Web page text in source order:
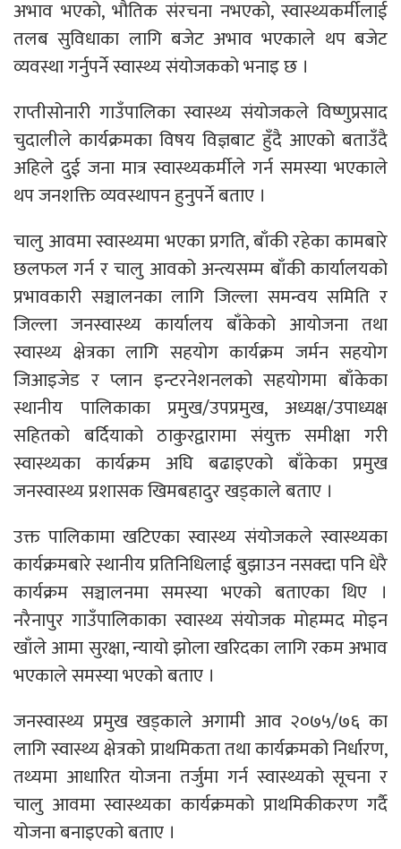
अभाव भएको, भौतिक संरचना नभएको, स्वास्थ्यकर्मीलाई
तलब सुविधाका लागि बजेट अभाव भएकाले थप बजेट
व्यवस्था गर्नुपर्ने स्वास्थ्य संयोजकको भनाइ छ ।
राप्तीसोनारी गाउँपालिका स्वास्थ्य संयोजकले विष्णुप्रसाद
चुदालीले कार्यक्रमका विषय विज्ञबाट हुँदै आएको बताउँदै
अहिले दुई जना मात्र स्वास्थ्यकर्मीले गर्न समस्या भएकाले
थप जनशक्ति व्यवस्थापन हुनुपर्ने बताए ।
चालु आवमा स्वास्थ्यमा भएका प्रगति, बाँकी रहेका कामबारे
छलफल गर्न र चालु आवको अन्त्यसम्म बाँकी कार्यालयको
प्रभावकारी सञ्चालनका लागि जिल्ला समन्वय समिति र
जिल्ला जनस्वास्थ्य कार्यालय बाँकेको आयोजना तथा
स्वास्थ्य क्षेत्रका लागि सहयोग कार्यक्रम जर्मन सहयोग
जिआइजेड र प्लान इन्टरनेशनलको सहयोगमा बाँकेका
स्थानीय पालिकाका प्रमुख/उपप्रमुख, अध्यक्ष/उपाध्यक्ष
सहितको बर्दियाको ठाकुरद्वारामा संयुक्त समीक्षा गरी
स्वास्थ्यका कार्यक्रम अघि बढाइएको बाँकेका प्रमुख
जनस्वास्थ्य प्रशासक खिमबहादुर खड्काले बताए ।
उक्त पालिकामा खटिएका स्वास्थ्य संयोजकले स्वास्थ्यका
कार्यक्रमबारे स्थानीय प्रतिनिधिलाई बुझाउन नसक्दा पनि धेरै
कार्यक्रम सञ्चालनमा समस्या भएको बताएका थिए ।
नरैनापुर गाउँपालिकाका स्वास्थ्य संयोजक मोहम्मद मोइन
खाँले आमा सुरक्षा, न्यायो झोला खरिदका लागि रकम अभाव
भएकाले समस्या भएको बताए ।
जनस्वास्थ्य प्रमुख खड्काले अगामी आव २०७५/७६ का
लागि स्वास्थ्य क्षेत्रको प्राथमिकता तथा कार्यक्रमको निर्धारण,
तथ्यमा आधारित योजना तर्जुमा गर्न स्वास्थ्यको सूचना र
चालु आवमा स्वास्थ्यका कार्यक्रमको प्राथमिकीकरण गर्दै
योजना बनाइएको बताए ।